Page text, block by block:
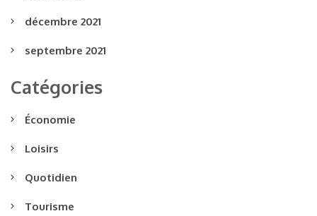
décembre 2021
septembre 2021
Catégories
Économie
Loisirs
Quotidien
Tourisme